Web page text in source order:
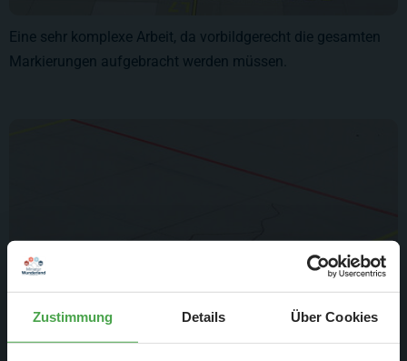
Zustimmung Details Über Cookies
Eine sehr komplexe Arbeit, da vorbildgerecht die gesamten
Markierungen aufgebracht werden müssen.